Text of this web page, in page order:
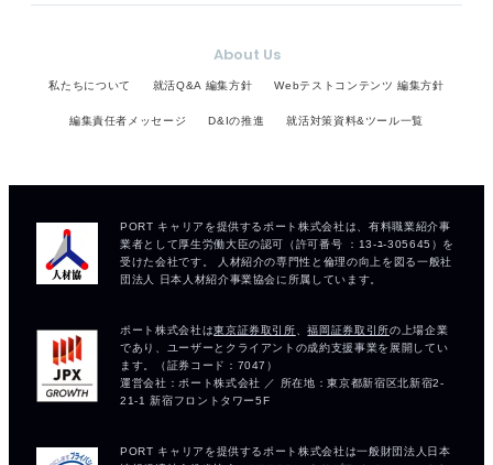
About Us
私たちについて 就活Q&A 編集方針 Webテストコンテンツ 編集方針
編集責任者メッセージ D&Iの推進 就活対策資料&ツール一覧